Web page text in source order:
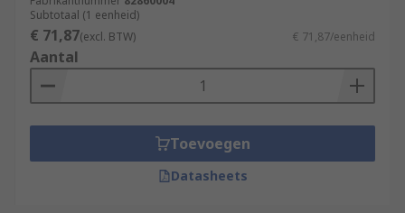
Subtotaal (1 eenheid)
€ 71,87(excl. BTW) € 71,87/eenheid
Aantal
Toevoegen
Datasheets